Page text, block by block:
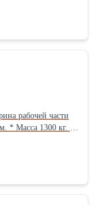
* Масса 1300 кг. В
Возможна